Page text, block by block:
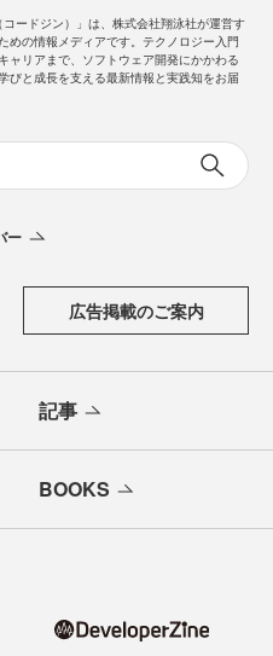
コードジン）」は、株式会社翔泳社が運営す
めの情報メディアです。テクノロジー入門
ャリアまで、ソフトウェア開発にかかわる
びと成長を支える最新情報と実践知をお届
ー
広告掲載のご案内
記事
BOOKS